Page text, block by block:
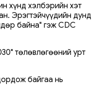
хүнд хэлбэрийн хэт
Эрэгтэйчүүдийн дунд
байна" гэж CDC
төлөвлөгөөний урт
байгаа нь